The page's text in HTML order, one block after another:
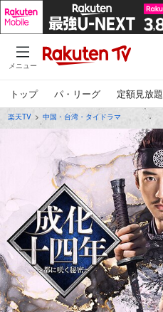
メニュー
トップ パ・リーグ 定額見放題
楽天TV > 中国・台湾・タイドラマ